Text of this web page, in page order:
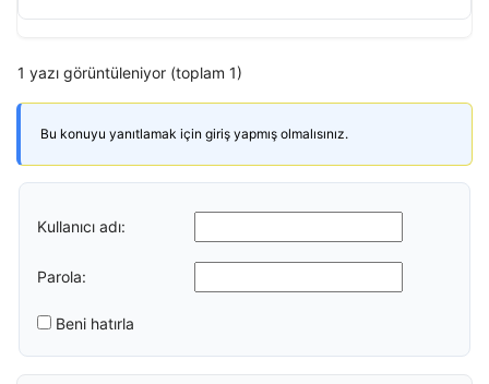
1 yazı görüntüleniyor (toplam 1)
Bu konuyu yanıtlamak için giriş yapmış olmalısınız.
Kullanıcı adı:
Parola:
Beni hatırla